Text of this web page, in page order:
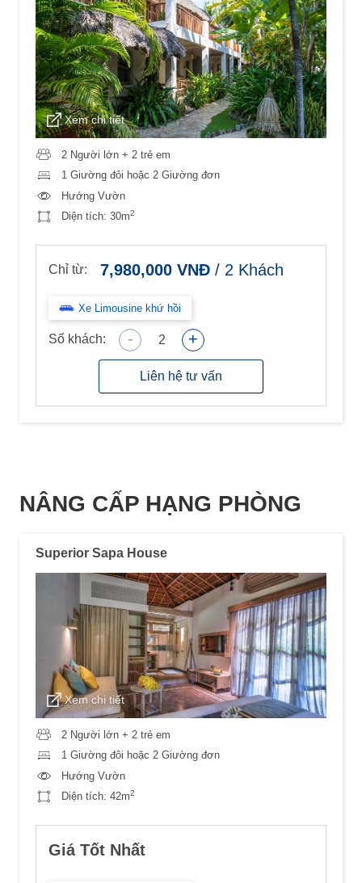
Xem chi tiết
2 Người lớn + 2 trẻ em
1 Giường đôi hoặc 2 Giường đơn
Hướng Vườn
Diện tích: 30m2
Chỉ từ: 7,980,000 VNĐ / 2 Khách
Xe Limousine khứ hồi
Số khách: - 2 +
Liên hệ tư vấn
NÂNG CẤP HẠNG PHÒNG
Superior Sapa House
Xem chi tiết
2 Người lớn + 2 trẻ em
1 Giường đôi hoặc 2 Giường đơn
Hướng Vườn
Diện tích: 42m2
Giá Tốt Nhất